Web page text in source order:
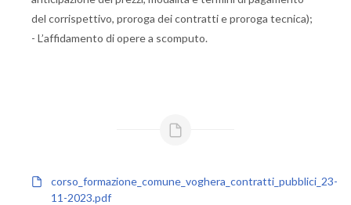
del corrispettivo, proroga dei contratti e proroga tecnica);
- L’affidamento di opere a scomputo.
corso_formazione_comune_voghera_contratti_pubblici_23-
11-2023.pdf